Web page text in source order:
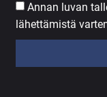
Annan luvan
lähettämistä